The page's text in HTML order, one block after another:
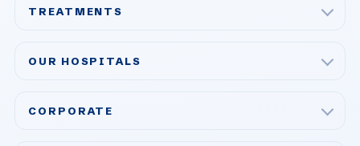
TREATMENTS
Bariatric & Metabolic Surgery
OUR HOSPITALS
CORPORATE